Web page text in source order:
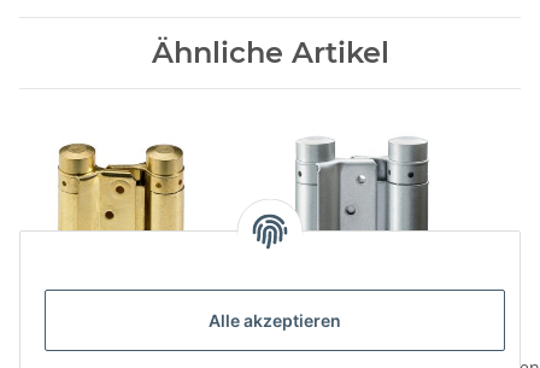
Alle akzeptieren
Ähnliche Artikel